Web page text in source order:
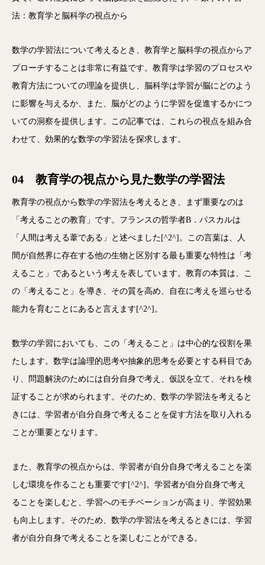
法：教育学と脳科学の視点から
数学の学習法について考えるとき、教育学と脳科学の視点からア
プローチすることは非常に有益です。教育学は学習のプロセスや
教育方法についての理論を提供し、脳科学は学習が脳にどのよう
に影響を与えるか、また、脳がどのように学習を促進するかにつ
いての洞察を提供します。この記事では、これらの視点を組み合
わせて、効果的な数学の学習法を探求します。
04 教育学の視点から見た数学の学習法
教育学の視点から数学の学習法を考えるとき、まず重要なのは
「考えることの教育」です。フランスの哲学者B．パスカルは
「人間は考える葦である」と述べました[^2^]。この言葉は、人
間が自然界に存在する他の生物と区別する最も重要な特性は「考
えること」であるという考えを表しています。教育の本質は、こ
の「考えること」を導き、その質を高め、自在に考えを巡らせる
能力を育むことにあると言えます[^2^]。
数学の学習においても、この「考えること」は中心的な役割を果
たします。数学は論理的思考や抽象的思考を必要とする科目であ
り、問題解決のためには自分自身で考え、仮説を立て、それを検
証することが求められます。そのため、数学の学習法を考えると
きには、学習者が自分自身で考えることを促す方法を取り入れる
ことが重要となります。
また、教育学の視点からは、学習者が自分自身で考えることを楽
しむ環境を作ることも重要です[^2^]。学習者が自分自身で考え
ることを楽しむと、学習へのモチベーションが高まり、学習効果
も向上します。そのため、数学の学習法を考えるときには、学習
者が自分自身で考えることを楽しむことができる。